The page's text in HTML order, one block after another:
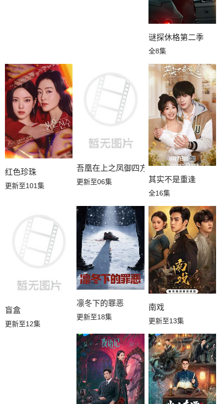
谜探休格第二季
全8集
红色珍珠
更新至101集
吾凰在上之凤御四方
更新至06集 其实不是重逢
全16集
盲盒
更新至12集
凛冬下的罪恶
更新至18集
南戏
更新至13集